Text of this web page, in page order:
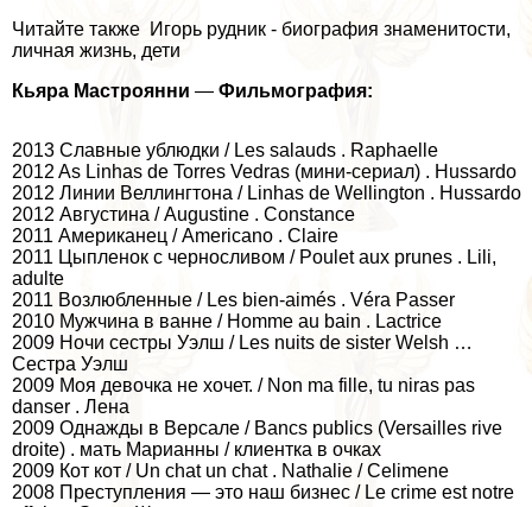
Читайте также Игорь рудник - биография знаменитости,
личная жизнь, дети
Кьяра Мастроянни — Фильмография:
2013 Славные ублюдки / Les salauds . Raphaelle
2012 As Linhas de Torres Vedras (мини-сериал) . Hussardo
2012 Линии Веллингтона / Linhas de Wellington . Hussardo
2012 Августина / Augustine . Constance
2011 Американец / Americano . Claire
2011 Цыпленок с черносливом / Poulet aux prunes . Lili,
adulte
2011 Возлюбленные / Les bien-aimés . Véra Passer
2010 Мужчина в ванне / Homme au bain . Lactrice
2009 Ночи сестры Уэлш / Les nuits de sister Welsh …
Сестра Уэлш
2009 Моя дeвoчка не хочет. / Non ma fille, tu niras pas
danser . Лена
2009 Однажды в Версале / Bancs publics (Versailles rive
droite) . мать Марианны / клиентка в очках
2009 Кот кот / Un chat un chat . Nathalie / Cеlimеne
2008 Преступления — это наш бизнес / Le crime est notre